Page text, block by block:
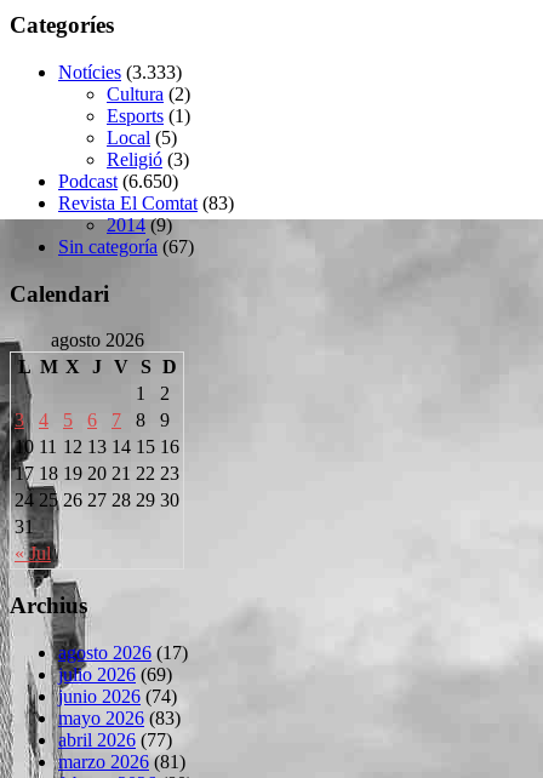
Categoríes
Notícies (3.333)
Cultura (2)
Esports (1)
Local (5)
Religió (3)
Podcast (6.650)
Revista El Comtat (83)
2014(9)
Sin categoría (67)
Calendari
agosto 2026
L M X J V S D
« Jul
1
2
3
4 5 6 7 8
9
10 11 12 13 14 15 16
17 18 19 20 21 22 23
24 25 26 27 28 29 30
31
Archius
agosto 2026 (17)
julio 2026 (69)
junio 2026 (74)
mayo 2026 (83)
abril 2026 (77)
marzo 2026 (81)